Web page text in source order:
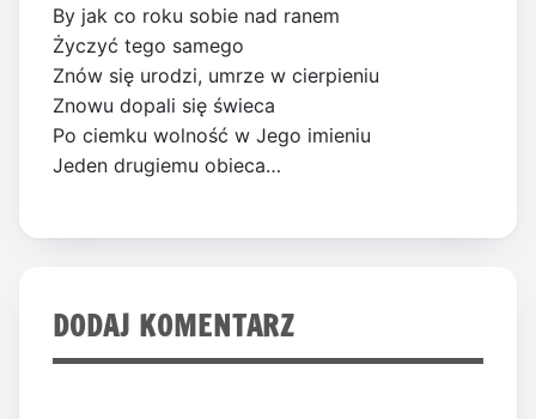
By jak co roku sobie nad ranem
Życzyć tego samego
Znów się urodzi, umrze w cierpieniu
Znowu dopali się świeca
Po ciemku wolność w Jego imieniu
Jeden drugiemu obieca…
DODAJ KOMENTARZ